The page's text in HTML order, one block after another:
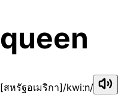
queen
[สหรัฐอเมริกา]/kwiːn/